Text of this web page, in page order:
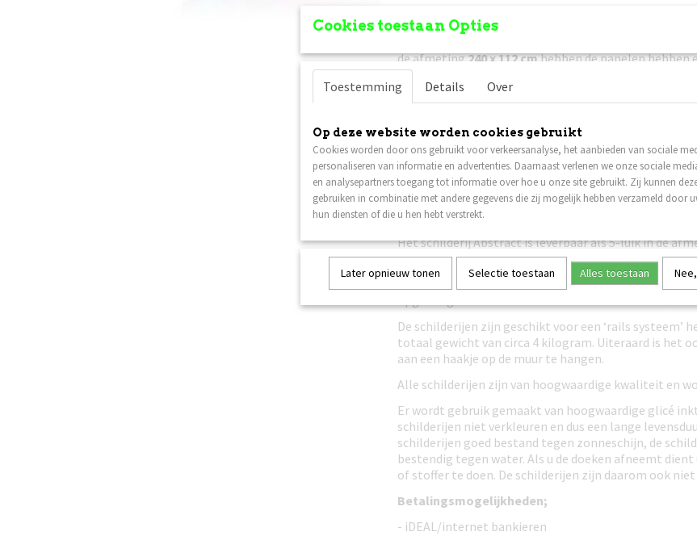
De totale afmeting van het 5-luik is
, de
afmeting van 40 x 60 cm, 40 x 80 cm, 40 x 100 cm, 40 x
de afmeting240 x 112 cmhebben de panelen hebben
cm, 45 x 90 cm, 45 x 112,5 cm, 45 x 90 cm en 45 x 67,5
tussen de panelen.
Mocht het canvas schilderij
retour zenden en zal het bedrag retour gestort worden.
Prijs is incl. verzendkosten, het pakket is verzekerd
vermissing. In dat geval krijgt u van ons een nieuw
Verzenden naar België is ook mogelijk, er worden ook
voor berekend. (andere Europese landen op aanvraag).
Het schilderij Abstract is leverbaar als 5-luik in de
112 cm.
De canvas doeken zijn gespannen om een houten
opgehangen worden aan de muur. Het frame heeft
De schilderijen zijn geschikt voor een ‘rails systeem’
totaal gewicht van circa 4 kilogram. Uiteraard is het
aan een haakje op de muur te hangen.
Alle schilderijen zijn van hoogwaardige kwaliteit en
Er wordt gebruik gemaakt van hoogwaardige glicé
schilderijen niet verkleuren en dus een lange
schilderijen goed bestand tegen zonneschijn, de
bestendig tegen water. Als u de doeken afneemt
of stoffer te doen. De schilderijen zijn daarom ook
Betalingsmogelijkheden;
- iDEAL/internet bankieren
Cookies toestaan Opties
Toestemming Details Over
Op deze website worden cookies gebruikt
Cookies worden door ons gebruikt voor verkeersanalyse, het aanbieden van sociale
personaliseren van informatie en advertenties. Daarnaast verlenen we onze sociale
en analysepartners toegang tot informatie over hoe u onze site gebruikt. Zij kunnen
gebruiken in combinatie met andere gegevens die zij mogelijk hebben verzameld door
hun diensten of die u hen hebt verstrekt.
Later opnieuw tonen Selectie toestaan Alles toestaan